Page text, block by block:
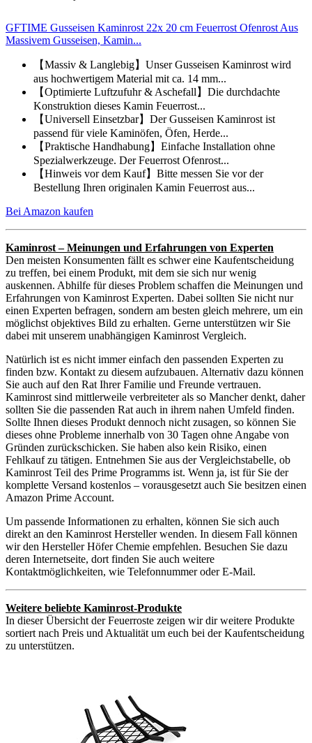
GFTIME Gusseisen Kaminrost 22x 20 cm Feuerrost Ofenrost Aus
Massivem Gusseisen, Kamin...
【Massiv & Langlebig】Unser Gusseisen Kaminrost wird
aus hochwertigem Material mit ca. 14 mm...
【Optimierte Luftzufuhr & Aschefall】Die durchdachte
Konstruktion dieses Kamin Feuerrost...
【Universell Einsetzbar】Der Gusseisen Kaminrost ist
passend für viele Kaminöfen, Öfen, Herde...
【Praktische Handhabung】Einfache Installation ohne
Spezialwerkzeuge. Der Feuerrost Ofenrost...
【Hinweis vor dem Kauf】Bitte messen Sie vor der
Bestellung Ihren originalen Kamin Feuerrost aus...
Bei Amazon kaufen
Kaminrost – Meinungen und Erfahrungen von Experten
Den meisten Konsumenten fällt es schwer eine Kaufentscheidung
zu treffen, bei einem Produkt, mit dem sie sich nur wenig
auskennen. Abhilfe für dieses Problem schaffen die Meinungen und
Erfahrungen von Kaminrost Experten. Dabei sollten Sie nicht nur
einen Experten befragen, sondern am besten gleich mehrere, um ein
möglichst objektives Bild zu erhalten. Gerne unterstützen wir Sie
dabei mit unserem unabhängigen Kaminrost Vergleich.
Natürlich ist es nicht immer einfach den passenden Experten zu
finden bzw. Kontakt zu diesem aufzubauen. Alternativ dazu können
Sie auch auf den Rat Ihrer Familie und Freunde vertrauen.
Kaminrost sind mittlerweile verbreiteter als so Mancher denkt, daher
sollten Sie die passenden Rat auch in ihrem nahen Umfeld finden.
Sollte Ihnen dieses Produkt dennoch nicht zusagen, so können Sie
dieses ohne Probleme innerhalb von 30 Tagen ohne Angabe von
Gründen zurückschicken. Sie haben also kein Risiko, einen
Fehlkauf zu tätigen. Entnehmen Sie aus der Vergleichstabelle, ob
Kaminrost Teil des Prime Programms ist. Wenn ja, ist für Sie der
komplette Versand kostenlos – vorausgesetzt auch Sie besitzen einen
Amazon Prime Account.
Um passende Informationen zu erhalten, können Sie sich auch
direkt an den Kaminrost Hersteller wenden. In diesem Fall können
wir den Hersteller Höfer Chemie empfehlen. Besuchen Sie dazu
deren Internetseite, dort finden Sie auch weitere
Kontaktmöglichkeiten, wie Telefonnummer oder E-Mail.
Weitere beliebte Kaminrost-Produkte
In dieser Übersicht der Feuerroste zeigen wir dir weitere Produkte
sortiert nach Preis und Aktualität um euch bei der Kaufentscheidung
zu unterstützen.